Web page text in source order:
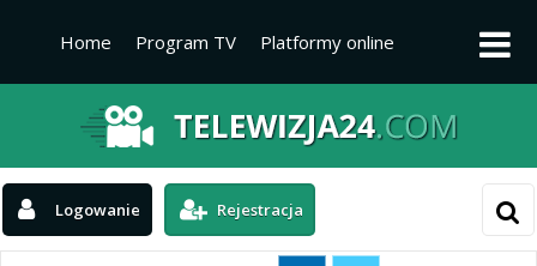
Home Program TV Platformy online
Platformy TV Kanały telewizyjne Aktualności
Logowanie Rejestracja